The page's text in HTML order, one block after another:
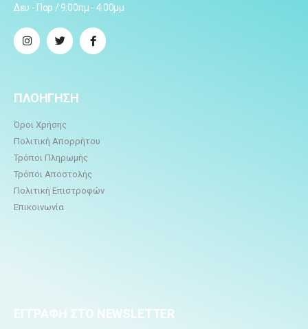
Δευ - Παρ / 9:00πμ - 4:00μμ
ΠΛΟΗΓΗΣΗ
Όροι Χρήσης
Πολιτική Απορρήτου
Τρόποι Πληρωμής
Τρόποι Αποστολής
Πολιτική Επιστροφών
Επικοινωνία
ΕΓΓΡΑΦΗ ΣΤΟ NEWSLETTER